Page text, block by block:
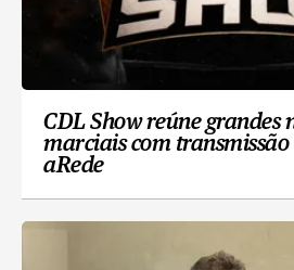
CDL Show reúne grandes
marciais com
aRede